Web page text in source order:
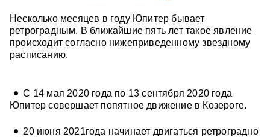
Несколько месяцев в году Юпитер бывает
ретроградным. В ближайшие пять лет такое явление
происходит согласно нижеприведенному звездному
расписанию.
С 14 мая 2020 года по 13 сентября 2020 года
Юпитер совершает попятное движение в Козероге.
20 июня 2021года начинает двигаться ретроградно